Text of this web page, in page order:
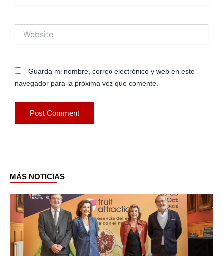
Guarda mi nombre, correo electrónico y web en este
navegador para la próxima vez que comente.
MÁS NOTICIAS
PagePagePagePage Page